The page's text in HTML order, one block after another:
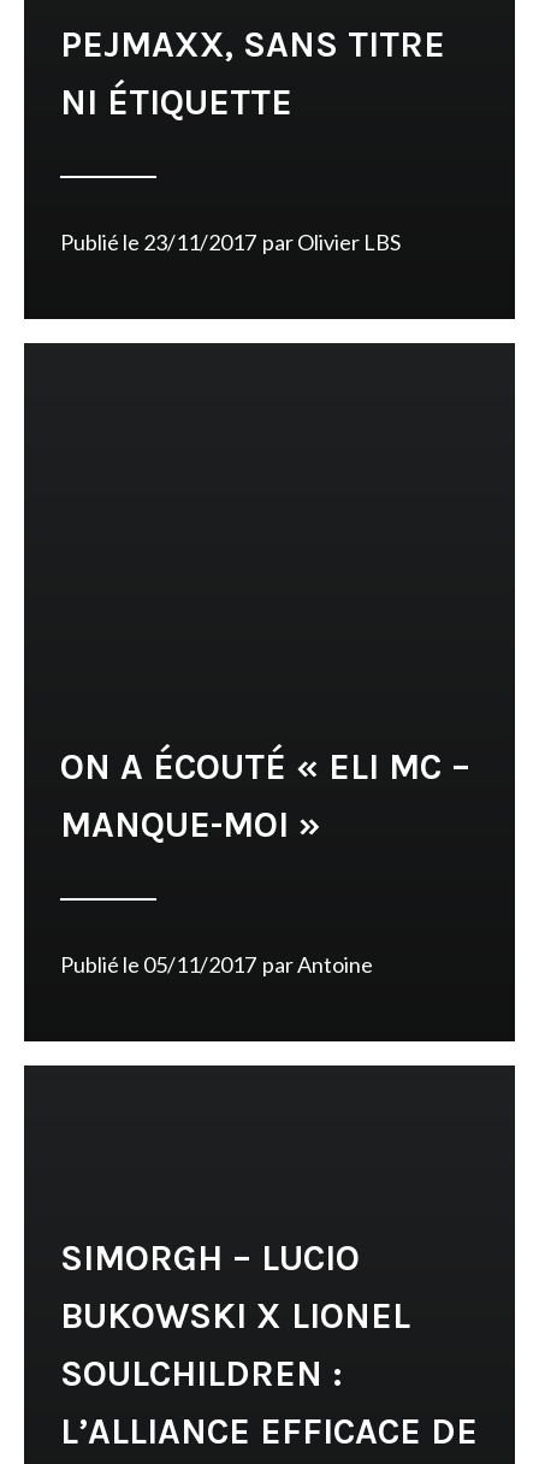
PEJMAXX, SANS TITRE
NI ÉTIQUETTE
Publié le 23/11/2017 parOlivier LBS
ON A ÉCOUTÉ « ELI MC –
MANQUE-MOI »
Publié le 05/11/2017 parAntoine
SIMORGH – LUCIO
BUKOWSKI X LIONEL
SOULCHILDREN :
L’ALLIANCE EFFICACE DE